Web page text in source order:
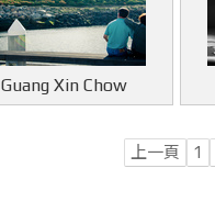
Guang Xin Chow
上一頁 1